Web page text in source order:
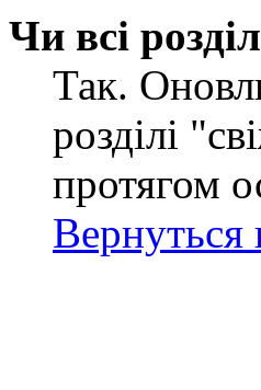
Чи всі
Так.
розділі
протягом
Вернуться